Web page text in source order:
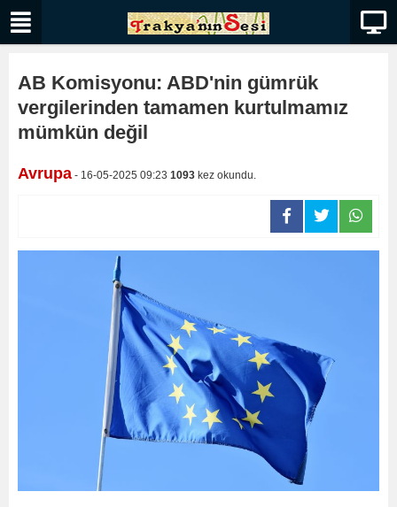
AB Komisyonu: ABD'nin gümrük
vergilerinden tamamen kurtulmamız
mümkün değil
Avrupa - 16-05-2025 09:23 1093 kez okundu.